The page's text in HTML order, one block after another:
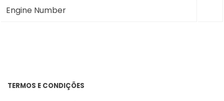
Engine Number
TERMOS E CONDIÇÕES